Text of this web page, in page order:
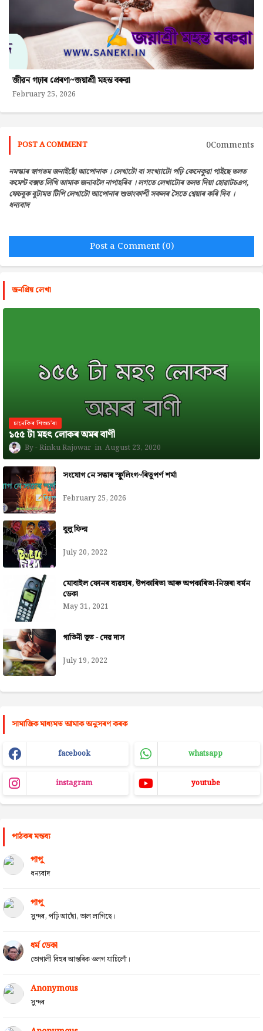
জীৱন গঢ়াৰ প্ৰেৰণা~জয়াশ্ৰী মহন্ত বৰুৱা
February 25, 2026
POST A COMMENT 0Comments
নমস্কাৰ স্বাগতম জনাইছোঁ আপোনাক । লেখাটো বা সংখ্যাটো পঢ়ি কেনেকুৱা পাইছে তলত
কমেন্ট বক্সত লিখি আমাক জনাবলৈ নাপাহৰিব । লগতে লেখাটোৰ তলত দিয়া হোৱাটচএপ,
ফেচবুক বুটামত টিপি লেখাটো আপোনাৰ শুভাংকাশী সকলৰ সৈতে শ্বেয়াৰ কৰি দিব ।
ধন্যবাদ
Post a Comment (0)
জনপ্রিয় লেখা
চানেকিৰ শিশুচ'ৰা
১৫৫ টা মহৎ লোকৰ অমৰ বাণী
Rinku Rajowar August 23, 2020
সংযোগ নে সত্তাৰ স্ফুলিংগ~ৰিতুপৰ্ণ শৰ্মা
February 25, 2026
বুলু ফিল্ম
July 20, 2022
মোবাইল ফোনৰ ব্যৱহাৰ, উপকাৰিতা আৰু অপকাৰিতা-নিজৰা বৰ্মন
ডেকা
May 31, 2021
গাভিনী ভূত - দেৱ দাস
July 19, 2022
সামাজিক মাধ্যমত আমাক অনুসৰণ কৰক
facebook whatsapp
instagram youtube
পাঠকৰ মন্তব্য
পাপু
ধন্যবাদ
পাপু
সুন্দৰ, পঢ়ি আছোঁ, ভাল লাগিছে।
ধৰ্ম ডেকা
ভোগালী বিহুৰ আন্তৰিক ওলগ যাচিলোঁ।
Anonymous
সুন্দৰ